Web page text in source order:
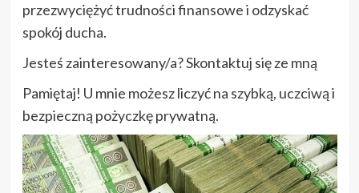
przezwyciężyć trudności finansowe i odzyskać
spokój ducha.
Jesteś zainteresowany/a? Skontaktuj się ze mną
Pamiętaj! U mnie możesz liczyć na szybką, uczciwą i
bezpieczną pożyczkę prywatną.